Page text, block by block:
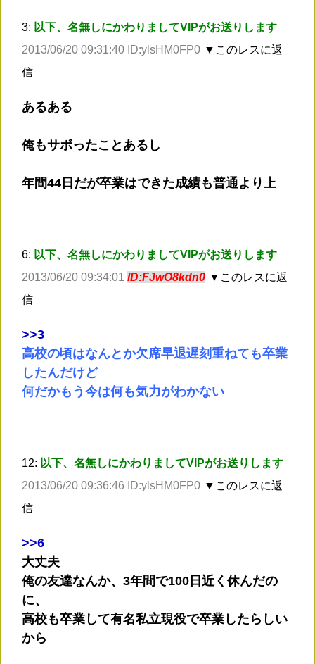
3: 以下、名無しにかわりましてVIPがお送りします
2013/06/20 09:31:40 ID:ylsHM0FP0 ▼このレスに返
信
あるある
俺もサボったことあるし
年間44日だが卒業はできた成績も普通より上
6: 以下、名無しにかわりましてVIPがお送りします
2013/06/20 09:34:01 ID:FJwO8kdn0 ▼このレスに返
信
>>3
高校の頃はなんとか欠席早退遅刻重ねても卒業
したんだけど
何だかもう今は何も気力がわかない
12: 以下、名無しにかわりましてVIPがお送りします
2013/06/20 09:36:46 ID:ylsHM0FP0 ▼このレスに返
信
>>6
大丈夫
俺の友達なんか、3年間で100日近く休んだの
に、
高校も卒業して有名私立現役で卒業したらしい
から